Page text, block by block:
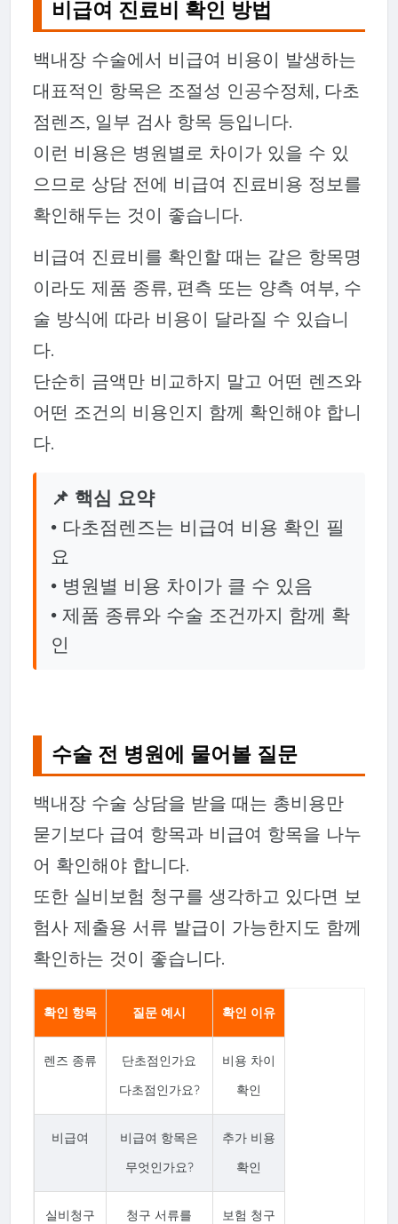
비급여 진료비 확인 방법
백내장 수술에서 비급여 비용이 발생하는
대표적인 항목은 조절성 인공수정체, 다초
점렌즈, 일부 검사 항목 등입니다.
이런 비용은 병원별로 차이가 있을 수 있
으므로 상담 전에 비급여 진료비용 정보를
확인해두는 것이 좋습니다.
비급여 진료비를 확인할 때는 같은 항목명
이라도 제품 종류, 편측 또는 양측 여부, 수
술 방식에 따라 비용이 달라질 수 있습니
다.
단순히 금액만 비교하지 말고 어떤 렌즈와
어떤 조건의 비용인지 함께 확인해야 합니
다.
📌 핵심 요약
• 다초점렌즈는 비급여 비용 확인 필
요
• 병원별 비용 차이가 클 수 있음
• 제품 종류와 수술 조건까지 함께 확
인
수술 전 병원에 물어볼 질문
백내장 수술 상담을 받을 때는 총비용만
묻기보다 급여 항목과 비급여 항목을 나누
어 확인해야 합니다.
또한 실비보험 청구를 생각하고 있다면 보
험사 제출용 서류 발급이 가능한지도 함께
확인하는 것이 좋습니다.
확인 항목 질문 예시 확인 이유
렌즈 종류
단초점인가요
다초점인가요?
비용 차이
확인
비급여
비급여 항목은
무엇인가요?
추가 비용
확인
실비청구
청구 서류를
보험 청구